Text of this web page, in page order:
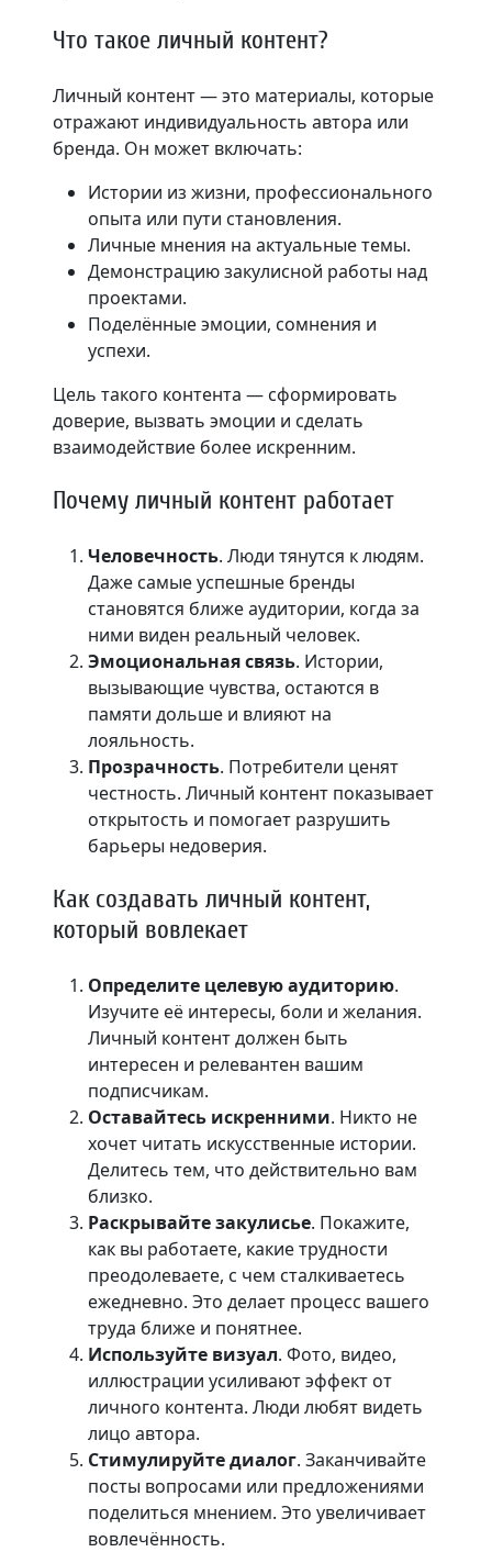
Что такое личный контент?
Личный контент — это материалы, которые
отражают индивидуальность автора или
бренда. Он может включать:
Истории из жизни, профессионального
опыта или пути становления.
Личные мнения на актуальные темы.
Демонстрацию закулисной работы над
проектами.
Поделённые эмоции, сомнения и
успехи.
Цель такого контента — сформировать
доверие, вызвать эмоции и сделать
взаимодействие более искренним.
Почему личный контент работает
Человечность. Люди тянутся к людям.
Даже самые успешные бренды
становятся ближе аудитории, когда за
ними виден реальный человек.
Эмоциональная связь. Истории,
вызывающие чувства, остаются в
памяти дольше и влияют на
лояльность.
Прозрачность. Потребители ценят
честность. Личный контент показывает
открытость и помогает разрушить
барьеры недоверия.
Как создавать личный контент,
который вовлекает
Определите целевую аудиторию.
Изучите её интересы, боли и желания.
Личный контент должен быть
интересен и релевантен вашим
подписчикам.
Оставайтесь искренними. Никто не
хочет читать искусственные истории.
Делитесь тем, что действительно вам
близко.
Раскрывайте закулисье. Покажите,
как вы работаете, какие трудности
преодолеваете, с чем сталкиваетесь
ежедневно. Это делает процесс вашего
труда ближе и понятнее.
Используйте визуал. Фото, видео,
иллюстрации усиливают эффект от
личного контента. Люди любят видеть
лицо автора.
Стимулируйте диалог. Заканчивайте
посты вопросами или предложениями
поделиться мнением. Это увеличивает
вовлечённость.